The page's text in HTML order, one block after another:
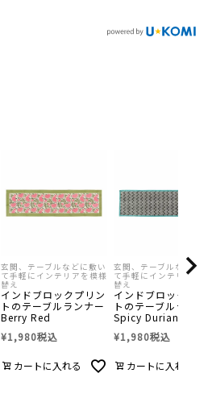
玄関、テーブルなどに敷い
て手軽にインテリアを模様
替え
インドブロックプリン
トのテーブルランナー
Berry Red
¥1,980税込
カートに入れる
玄関、テーブルなどに
て手軽にインテリアを
替え
インドブロックプリ
トのテーブルランナ
Spicy Durian
¥1,980税込
カートに入れる